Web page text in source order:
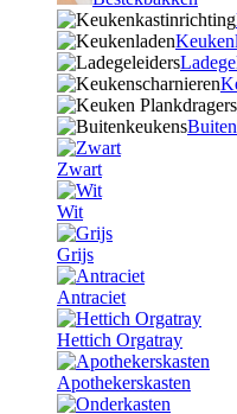
Zwart
Wit
Grijs
Antraciet
Hettich Orgatray
Apothekerskasten